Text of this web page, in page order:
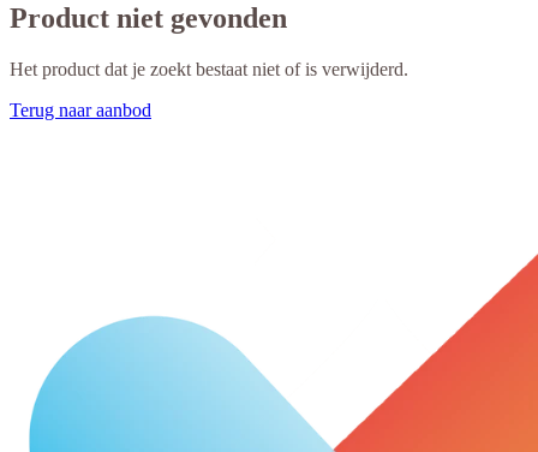
Product niet gevonden
Het product dat je zoekt bestaat niet of is verwijderd.
Terug naar aanbod